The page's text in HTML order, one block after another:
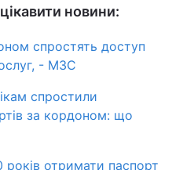
новини:
спростять доступ
- МЗС
спростили
за кордоном: що
років отримати паспорт